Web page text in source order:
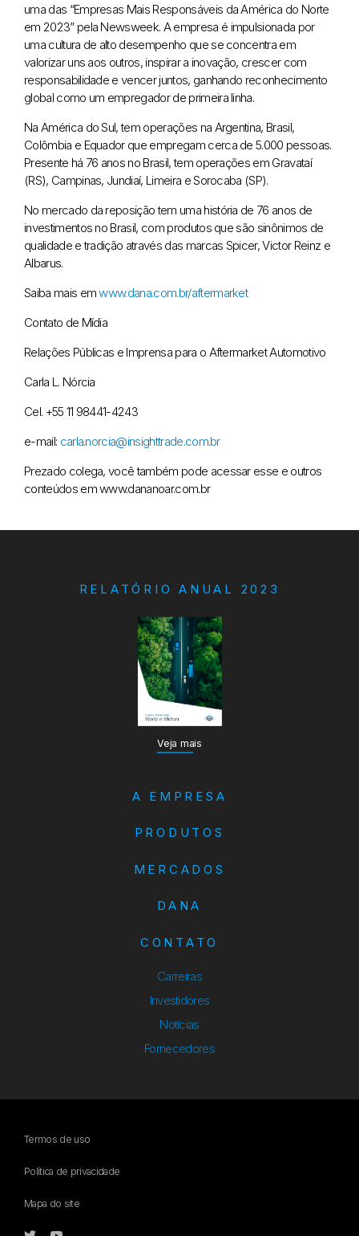
uma das “Empresas Mais Responsáveis da América do Norte
em 2023” pela Newsweek. A empresa é impulsionada por
uma cultura de alto desempenho que se concentra em
valorizar uns aos outros, inspirar a inovação, crescer com
responsabilidade e vencer juntos, ganhando reconhecimento
global como um empregador de primeira linha.
Na América do Sul, tem operações na Argentina, Brasil,
Colômbia e Equador que empregam cerca de 5.000 pessoas.
Presente há 76 anos no Brasil, tem operações em Gravataí
(RS), Campinas, Jundiaí, Limeira e Sorocaba (SP).
No mercado da reposição tem uma história de 76 anos de
investimentos no Brasil, com produtos que são sinônimos de
qualidade e tradição através das marcas Spicer, Victor Reinz e
Albarus.
Saiba mais emwww.dana.com.br/aftermarket
Contato de Mídia
Relações Públicas e Imprensa para o Aftermarket Automotivo
Carla L. Nórcia
Cel. +55 11 98441-4243
e-mail: carla.norcia@insighttrade.com.br
Prezado colega, você também pode acessar esse e outros
conteúdos em www.dananoar.com.br
RELATÓRIO ANUAL 2023
Veja mais
A EMPRESA
PRODUTOS
MERCADOS
DANA
CONTATO
Carreiras
Investidores
Notícias
Fornecedores
Termos de uso
Política de privacidade
Mapa do site